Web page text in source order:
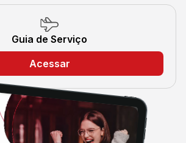
Guia de Serviço
Acessar